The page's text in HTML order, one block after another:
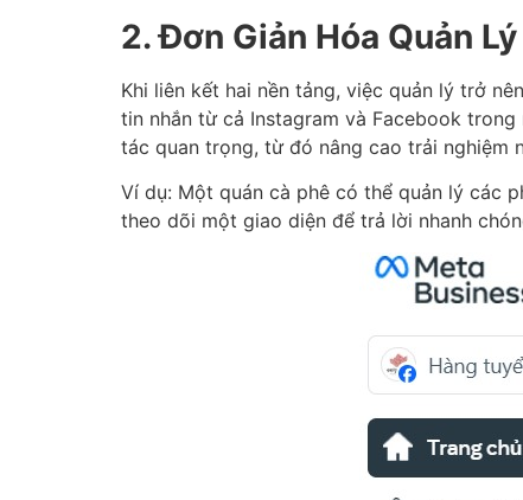
2. Đơn Giản Hóa Quản
Khi liên kết hai nền tảng, việc quản lý trở
tin nhắn từ cả Instagram và Facebook
tác quan trọng, từ đó nâng cao trải nghiệm
Ví dụ: Một quán cà phê có thể quản lý các
theo dõi một giao diện để trả lời nhanh